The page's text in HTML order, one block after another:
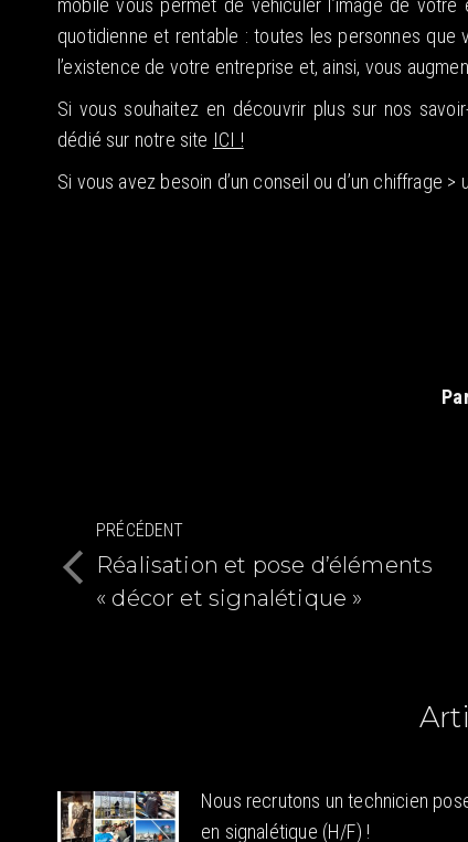
mobile vous permet de véhiculer l’image de
quotidienne et rentable : toutes les personnes
l’existence de votre entreprise et, ainsi, vous
Si vous souhaitez en découvrir plus sur nos
dédié sur notre site ICI !
Si vous avez besoin d’un conseil ou d’un chiffrage
Navigation
article
PRÉCÉDENT
précédent
Réalisation et pose d’éléments
« décor et signalétique »
Nous recrutons un technicien
en signalétique (H/F) !